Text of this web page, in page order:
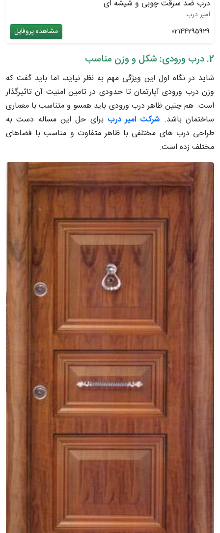
درب ضد سرقت چوبی و شیشه ای
امیر درب
02144295929
مشاهده پروفایل
2. درب ورودی: شکل و وزن مناسب
شاید در نگاه اول این ویژگی مهم به نظر نیاید، اما باید گفت که
وزن درب ورودی آپارتمان تا حدودی در تامین امنیت آن تاثیرگذار
است. هم چنین ظاهر درب ورودی باید همسو و متناسب با معماری
ساختمان باشد. شرکت امیر درب برای حل این مساله دست به
طراحی درب های مختلفی با ظاهر متفاوت و مناسب با فضاهای
مختلف زده است.